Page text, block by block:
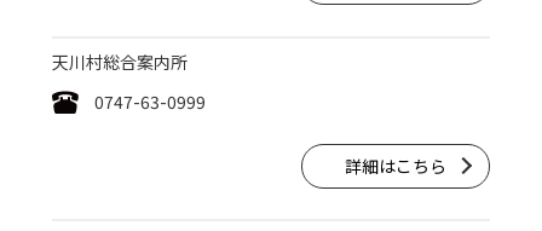
天川村総合案内所
0747-63-0999
詳細はこちら